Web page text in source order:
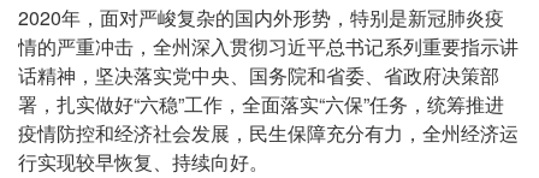
2020年，面对严峻复杂的国内外形势，特别是新冠肺炎疫
情的严重冲击，全州深入贯彻习近平总书记系列重要指示讲
话精神，坚决落实党中央、国务院和省委、省政府决策部
署，扎实做好“六稳”工作，全面落实“六保”任务，统筹推进
疫情防控和经济社会发展，民生保障充分有力，全州经济运
行实现较早恢复、持续向好。